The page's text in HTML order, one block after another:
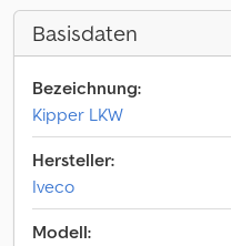
Basisdaten
Bezeichnung:
Kipper LKW
Hersteller:
Iveco
Modell: